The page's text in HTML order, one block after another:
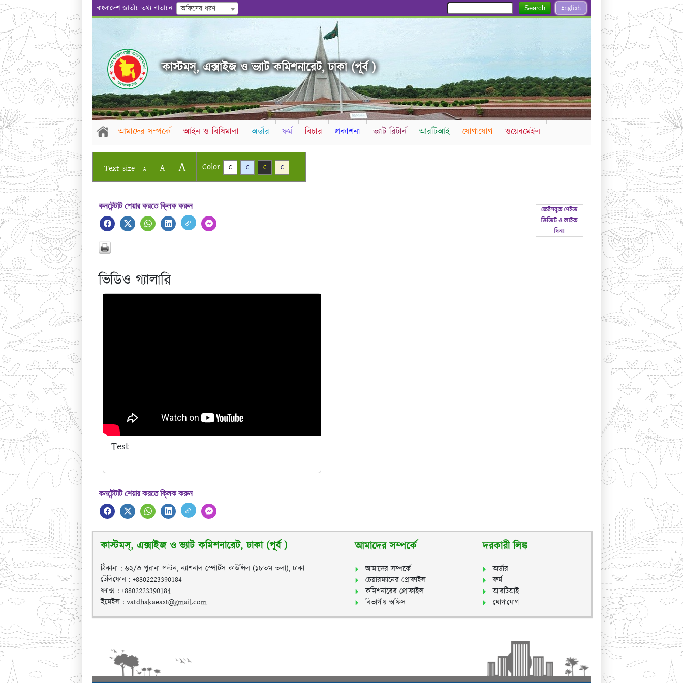
বাংলাদেশ জাতীয় তথ্য বাতায়ন অফিসের ধরণ English
Search
কাস্টমস্, এক্সাইজ ও ভ্যাট কমিশনারেট, ঢাকা (পূর্ব )
আমাদের সম্পর্কে আইন ও বিধিমালা অর্ডার ফর্ম বিচার প্রকাশনা ভ্যাট রিটার্ন আরটিআই যোগাযোগ ওয়েবমেইল
Text size A A A Color C C C C
কনটেন্টটি শেয়ার করতে ক্লিক করুন
ভিডিও গ্যালারি
Test
কনটেন্টটি শেয়ার করতে ক্লিক করুন
কাস্টমস্, এক্সাইজ ও ভ্যাট কমিশনারেট, ঢাকা (পূর্ব )
ঠিকানা : ৬২/৩ পুরানা পল্টন, ন্যাশনাল স্পোর্টস কাউন্সিল (১৮তম তলা), ঢাকা
টেলিফোন : +8802223390184
ফ্যাক্স : +8802223390184
ইমেইল : vatdhakaeast@gmail.com
আমাদের সম্পর্কে
আমাদের সম্পর্কে
চেয়ারম্যানের প্রোফাইল
কমিশনারের প্রোফাইল
বিভাগীয় অফিস
দরকারী লিঙ্ক
অর্ডার
ফর্ম
আরটিআই
যোগাযোগ